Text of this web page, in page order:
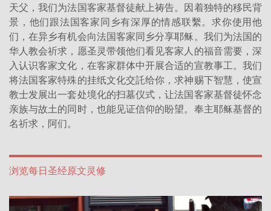
天父，我们为法国客家基督徒献上祷告。因着独特的移民背
景，他们跟法国客家同乡有深厚的情感联繫。求你使用他
们，在异乡有机会向法国客家同乡分享耶稣。我们为法国的
华人教会祈求，愿圣灵带领他们看见客家人的福音需要，深
入认识客家文化，在客家群体中开展合适的宣教事工。我们
将法国客家特殊的挂纸文化交託给你，求神赐下智慧，使宣
教士发展出一套处境化的扫墓仪式，让法国客家基督徒怀念
亲族与故土的同时，也能见证信仰的盼望。奉主耶稣基督的
名祈求，阿们。
浏览每日圣经原文灵修